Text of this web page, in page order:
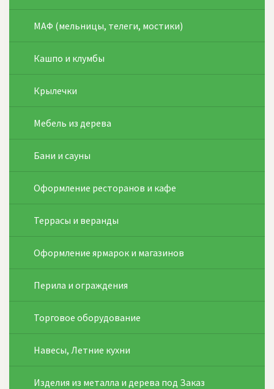
МАФ (мельницы, телеги, мостики)
Кашпо и клумбы
Крылечки
Мебель из дерева
Бани и сауны
Оформление ресторанов и кафе
Террасы и веранды
Оформление ярмарок и магазинов
Перила и ограждения
Торговое оборудование
Навесы, Летние кухни
Изделия из металла и дерева под Заказ